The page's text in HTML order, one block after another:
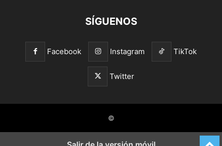
SÍGUENOS
Facebook Instagram TikTok
Twitter
©